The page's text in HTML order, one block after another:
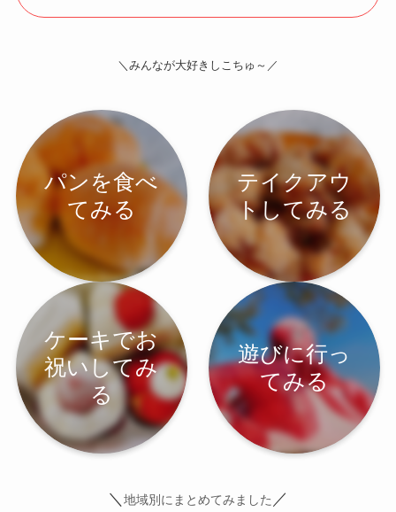
＼みんなが大好きしこちゅ～／
パンを食べ
てみる
テイクアウ
トしてみる
ケーキでお
祝いしてみ
る
遊びに行っ
てみる
＼ 地域別にまとめてみました ／